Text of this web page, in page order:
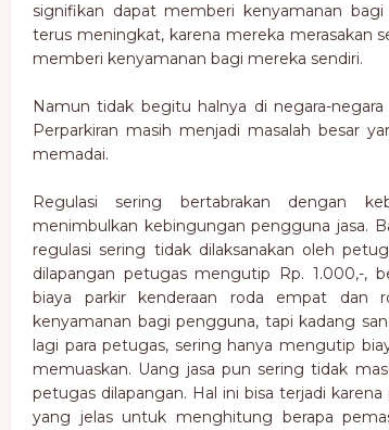
signifikan dapat memberi kenyamanan
terus meningkat, karena mereka merasakan
memberi kenyamanan bagi mereka sendiri.
Namun tidak begitu halnya di negara-
Perparkiran masih menjadi masalah besar
memadai.
Regulasi sering bertabrakan dengan
menimbulkan kebingungan pengguna jasa.
regulasi sering tidak dilaksanakan oleh
dilapangan petugas mengutip Rp. 1.000,-,
biaya parkir kenderaan roda empat dan
kenyamanan bagi pengguna, tapi kadang
lagi para petugas, sering hanya mengutip
memuaskan. Uang jasa pun sering tidak
petugas dilapangan. Hal ini bisa terjadi
yang jelas untuk menghitung berapa